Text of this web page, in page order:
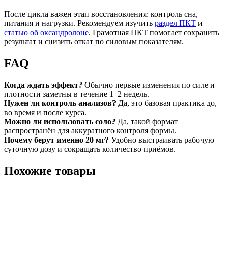
После цикла важен этап восстановления: контроль сна,
питания и нагрузки. Рекомендуем изучить раздел ПКТ и
статью об оксандролоне. Грамотная ПКТ помогает сохранить
результат и снизить откат по силовым показателям.
FAQ
Когда ждать эффект? Обычно первые изменения по силе и
плотности заметны в течение 1–2 недель.
Нужен ли контроль анализов? Да, это базовая практика до,
во время и после курса.
Можно ли использовать соло? Да, такой формат
распространён для аккуратного контроля формы.
Почему берут именно 20 мг? Удобно выстраивать рабочую
суточную дозу и сокращать количество приёмов.
Похожие товары